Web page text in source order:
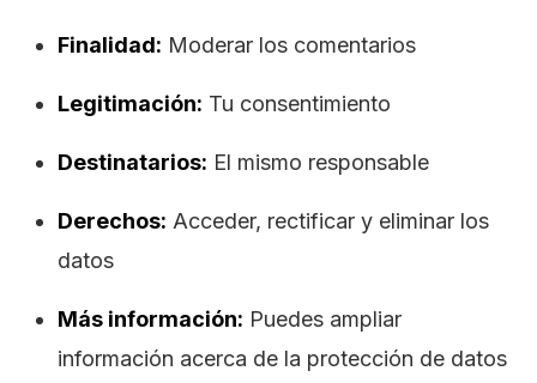
Finalidad: Moderar los comentarios
Legitimación: Tu consentimiento
Destinatarios: El mismo responsable
Derechos: Acceder, rectificar y eliminar los
datos
Más información: Puedes ampliar
información acerca de la protección de datos